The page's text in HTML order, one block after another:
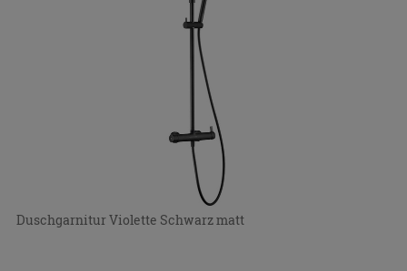
Duschgarnitur Violette Schwarz matt